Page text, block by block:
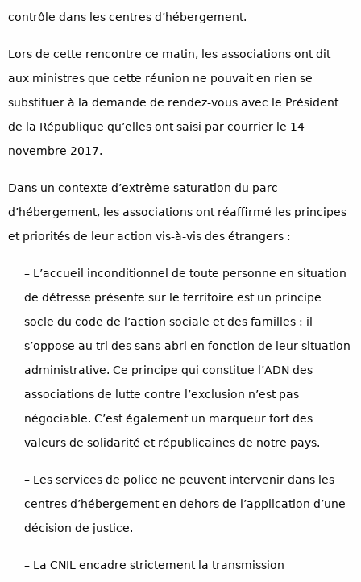
contrôle dans les centres d’hébergement.
Lors de cette rencontre ce matin, les associations ont dit
aux ministres que cette réunion ne pouvait en rien se
substituer à la demande de rendez-vous avec le Président
de la République qu’elles ont saisi par courrier le 14
novembre 2017.
Dans un contexte d’extrême saturation du parc
d’hébergement, les associations ont réaffirmé les principes
et priorités de leur action vis-à-vis des étrangers :
– L’accueil inconditionnel de toute personne en situation
de détresse présente sur le territoire est un principe
socle du code de l’action sociale et des familles : il
s’oppose au tri des sans-abri en fonction de leur situation
administrative. Ce principe qui constitue l’ADN des
associations de lutte contre l’exclusion n’est pas
négociable. C’est également un marqueur fort des
valeurs de solidarité et républicaines de notre pays.
– Les services de police ne peuvent intervenir dans les
centres d’hébergement en dehors de l’application d’une
décision de justice.
– La CNIL encadre strictement la transmission